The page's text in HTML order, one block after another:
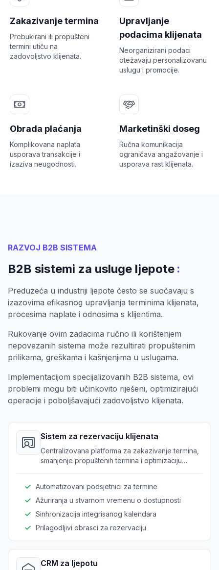
Zakazivanje termina
Prebukirani ili propušteni
termini utiču na
zadovoljstvo klijenata.
Upravljanje
podacima klijenata
Neorganizirani podaci
otežavaju personalizovanu
uslugu i promocije.
Obrada plaćanja
Komplikovana naplata
usporava transakcije i
izaziva neugodnosti.
Marketinški doseg
Ručna komunikacija
ograničava angažovanje i
usporava rast klijenata.
RAZVOJ B2B SISTEMA
B2B sistemi za usluge ljepote :
Preduzeća u industriji ljepote često se suočavaju s
izazovima efikasnog upravljanja terminima klijenata,
procesima naplate i odnosima s klijentima.
Rukovanje ovim zadacima ručno ili korištenjem
nepovezanih sistema može rezultirati propuštenim
prilikama, greškama i kašnjenjima u uslugama.
Implementacijom specijalizovanih B2B sistema, ovi
problemi mogu biti učinkovito riješeni, optimizirajući
operacije i poboljšavajući zadovoljstvo klijenata.
Sistem za rezervaciju klijenata
Centralizovana platforma za zakazivanje termina,
smanjenje propuštenih termina i optimizaciju
Automatizovani podsjetnici za termine
Ažuriranja u stvarnom vremenu o dostupnosti
Sinhronizacija integrisanog kalendara
Prilagodljivi obrasci za rezervaciju
CRM za ljepotu